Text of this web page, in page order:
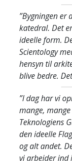
”Bygningen er
katedral. Det
ideelle form.
Scientology
hensyn til
blive bedre.
”I dag har vi
mange,
Teknologiens
den ideelle
og alt andet.
vi arbejder ind